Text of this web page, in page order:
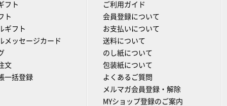
フト
ト
ギフト
メッセージカード
文
一括登録
ご利用ガイド
会員登録について
お支払いについて
送料について
のし紙について
包装紙について
よくあるご質問
メルマガ会員登録・解除
MYショップ登録のご案内